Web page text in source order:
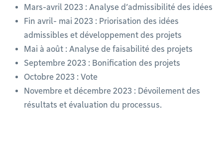
Mars-avril 2023 : Analyse d’admissibilité des idées
Fin avril- mai 2023 : Priorisation des idées
admissibles et développement des projets
Mai à août : Analyse de faisabilité des projets
Septembre 2023 : Bonification des projets
Octobre 2023 : Vote
Novembre et décembre 2023 : Dévoilement des
résultats et évaluation du processus.